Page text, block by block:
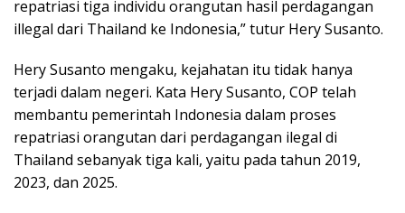
repatriasi tiga individu orangutan hasil perdagangan
illegal dari Thailand ke Indonesia,” tutur Hery Susanto.
Hery Susanto mengaku, kejahatan itu tidak hanya
terjadi dalam negeri. Kata Hery Susanto, COP telah
membantu pemerintah Indonesia dalam proses
repatriasi orangutan dari perdagangan ilegal di
Thailand sebanyak tiga kali, yaitu pada tahun 2019,
2023, dan 2025.